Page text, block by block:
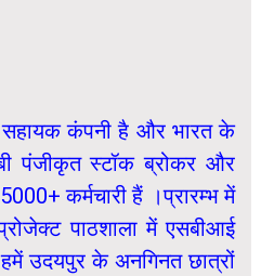
सहायक कंपनी है और भारत के
पंजीकृत स्टॉक ब्रोकर और
कर्मचारी हैं ।प्रारम्भ में
पाठशाला में एसबीआई
उदयपुर के अनगिनत छात्रों